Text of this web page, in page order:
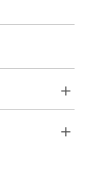
＋
＋